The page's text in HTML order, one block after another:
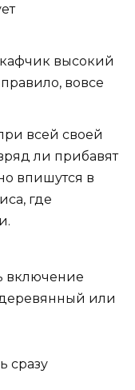
высокий
вовсе
всей своей
ли прибавят
впишутся в
где
включение
деревянный или
сразу